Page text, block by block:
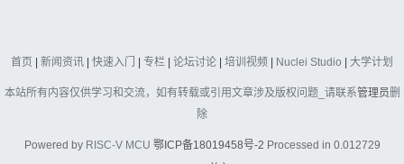
首页 新闻资讯 快速入门 专栏 论坛讨论 培训视频 Nuclei Studio 大学计划
本站所有内容仅供学习和交流，如有转载或引用文章涉及版权问题_请联系管理员删
除
Powered by RISC-V MCU 鄂ICP备18019458号-2 Processed in 0.012729